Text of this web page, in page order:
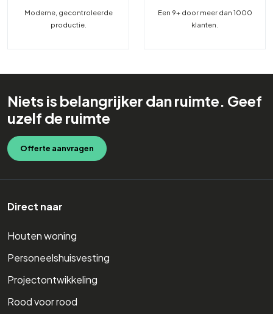
Moderne, gecontroleerde
productie.
Een 9+ door meer dan 1000
klanten.
Niets is belangrijker dan ruimte. Geef
uzelf de ruimte
Offerte aanvragen
Direct naar
Houten woning
Personeelshuisvesting
Projectontwikkeling
Rood voor rood